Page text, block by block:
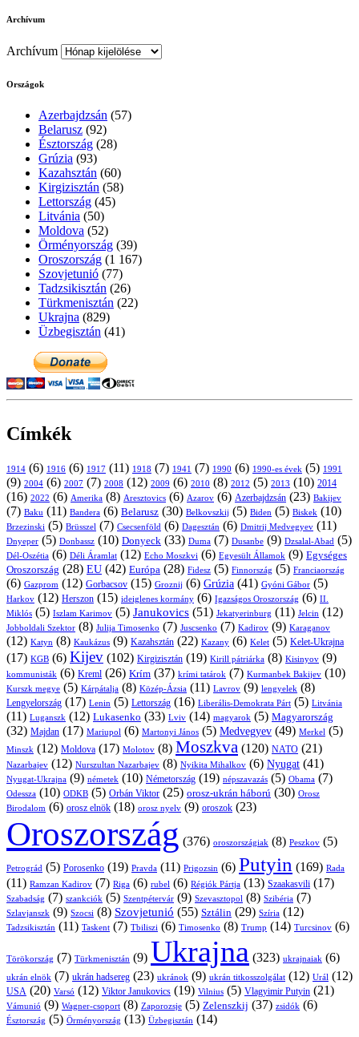
Archívum
Archívum
Országok
Azerbajdzsán (57)
Belarusz (92)
Észtország (28)
Grúzia (93)
Kazahsztán (60)
Kirgizisztán (58)
Lettország (45)
Litvánia (50)
Moldova (52)
Örményország (39)
Oroszország (1 167)
Szovjetunió (77)
Tadzsikisztán (26)
Türkmenisztán (22)
Ukrajna (829)
Üzbegisztán (41)
Címkék
1914 (6) 1916 (6) 1917 (11) 1918 (7) 1941 (7) 1990 (6) 1990-es évek (5) 1991
(9) 2004 (6) 2007 (7) 2008 (12) 2009 (6) 2010 (8) 2012 (5) 2013 (10) 2014
(16) 2022 (6) Amerika (8) Aresztovics (6) Azarov (6) Azerbajdzsán (23) Bakijev
(7) Baku (11) Bandera (6) Belarusz (30) Belkovszkij (5) Biden (5) Biskek (10)
Brzezinski (5) Brüsszel (7) Csecsenföld (6) Dagesztán (6) Dmitrij Medvegyev (11)
Dnyeper (5) Donbassz (10) Donyeck (33) Duma (7) Dusanbe (9) Dzsalal-Abad (5)
Dél-Oszétia (6) Déli Áramlat (12) Echo Moszkvi (6) Egyesült Államok (9) Egységes
Oroszország (28) EU (42) Európa (28) Fidesz (5) Finnország (5) Franciaország
(6) Gazprom (12) Gorbacsov (15) Groznij (6) Grúzia (41) Gyóni Gábor (5)
Harkov (12) Herszon (15) ideiglenes kormány (6) Igazságos Oroszország (6) II.
Miklós (5) Iszlam Karimov (5) Janukovics (51) Jekatyerinburg (11) Jelcin (12)
Jobboldali Szektor (8) Julija Timosenko (7) Juscsenko (7) Kadirov (9) Karaganov
(12) Katyn (8) Kaukázus (9) Kazahsztán (22) Kazany (6) Kelet (5) Kelet-Ukrajna
(17) KGB (6) Kijev (102) Kirgizisztán (19) Kirill pátriárka (8) Kisinyov (9)
kommunisták (6) Kreml (26) Krím (37) krími tatárok (7) Kurmanbek Bakijev (10)
Kurszk megye (5) Kárpátalja (8) Közép-Ázsia (11) Lavrov (9) lengyelek (8)
Lengyelország (17) Lenin (5) Lettország (16) Liberális-Demokrata Párt (5) Litvánia
(11) Luganszk (12) Lukasenko (33) Lviv (14) magyarok (5) Magyarország
(32) Majdan (17) Mariupol (6) Martonyi János (5) Medvegyev (49) Merkel (5)
Minszk (12) Moldova (17) Molotov (8) Moszkva (120) NATO (21)
Nazarbajev (12) Nurszultan Nazarbajev (8) Nyikita Mihalkov (6) Nyugat (41)
Nyugat-Ukrajna (9) németek (10) Németország (19) népszavazás (5) Obama (7)
Odessza (10) ODKB (5) Orbán Viktor (25) orosz-ukrán háború (30) Orosz
Birodalom (6) orosz elnök (18) orosz nyelv (9) oroszok (23)
Oroszország (376) oroszországiak (8) Peszkov (5)
Petrográd (5) Porosenko (19) Pravda (11) Prigozsin (6) Putyin (169) Rada
(11) Ramzan Kadirov (7) Riga (6) rubel (6) Régiók Pártja (13) Szaakasvili (17)
Szabadság (7) szankciók (5) Szentpétervár (9) Szevasztopol (8) Szibéria (7)
Szlavjanszk (9) Szocsi (8) Szovjetunió (55) Sztálin (29) Szíria (12)
Tadzsikisztán (11) Taskent (7) Tbiliszi (6) Timosenko (8) Trump (14) Turcsinov (6)
Törökország (7) Türkmenisztán (9) Ukrajna (323) ukrajnaiak (6)
ukrán elnök (7) ukrán hadsereg (23) ukránok (9) ukrán titkosszolgálat (12) Urál (12)
USA (20) Varsó (12) Viktor Janukovics (19) Vilnius (5) Vlagyimir Putyin (21)
Vámunió (9) Wagner-csoport (8) Zaporozsje (5) Zelenszkij (37) zsidók (6)
Észtország (5) Örményország (13) Üzbegisztán (14)